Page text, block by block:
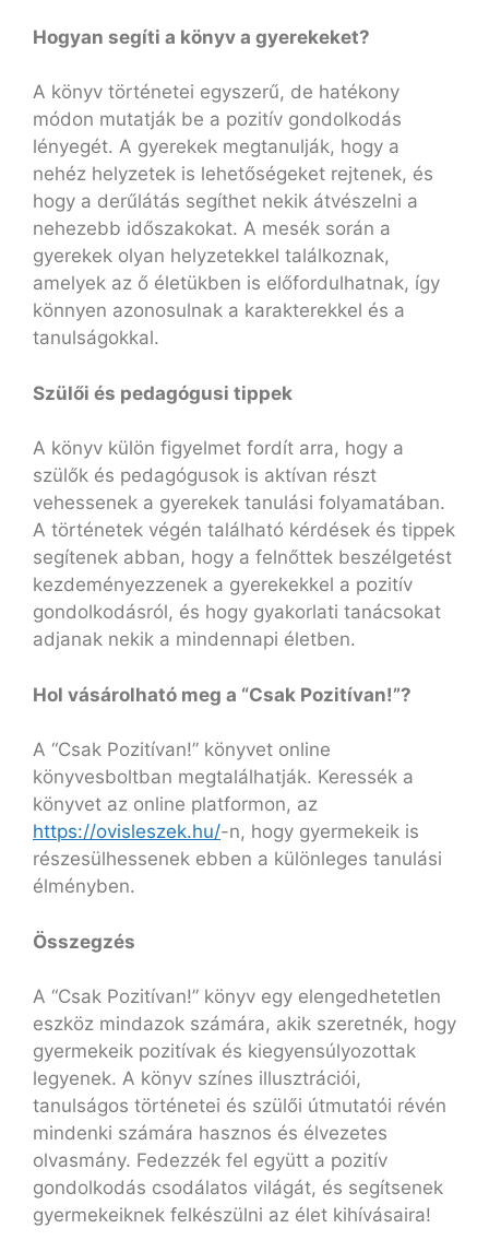
Hogyan segíti a könyv a gyerekeket?
A könyv történetei egyszerű, de hatékony
módon mutatják be a pozitív gondolkodás
lényegét. A gyerekek megtanulják, hogy a
nehéz helyzetek is lehetőségeket rejtenek, és
hogy a derűlátás segíthet nekik átvészelni a
nehezebb időszakokat. A mesék során a
gyerekek olyan helyzetekkel találkoznak,
amelyek az ő életükben is előfordulhatnak, így
könnyen azonosulnak a karakterekkel és a
tanulságokkal.
Szülői és pedagógusi tippek
A könyv külön figyelmet fordít arra, hogy a
szülők és pedagógusok is aktívan részt
vehessenek a gyerekek tanulási folyamatában.
A történetek végén található kérdések és tippek
segítenek abban, hogy a felnőttek beszélgetést
kezdeményezzenek a gyerekekkel a pozitív
gondolkodásról, és hogy gyakorlati tanácsokat
adjanak nekik a mindennapi életben.
Hol vásárolható meg a “Csak Pozitívan!”?
A “Csak Pozitívan!” könyvet online
könyvesboltban megtalálhatják. Keressék a
könyvet az online platformon, az
https://ovisleszek.hu/-n, hogy gyermekeik is
részesülhessenek ebben a különleges tanulási
élményben.
Összegzés
A “Csak Pozitívan!” könyv egy elengedhetetlen
eszköz mindazok számára, akik szeretnék, hogy
gyermekeik pozitívak és kiegyensúlyozottak
legyenek. A könyv színes illusztrációi,
tanulságos történetei és szülői útmutatói révén
mindenki számára hasznos és élvezetes
olvasmány. Fedezzék fel együtt a pozitív
gondolkodás csodálatos világát, és segítsenek
gyermekeiknek felkészülni az élet kihívásaira!